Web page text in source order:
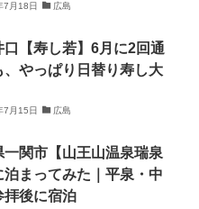
7月18日 広島
口【寿し若】6月に2回通
、やっぱり日替り寿し大
7月15日 広島
一関市【山王山温泉瑞泉
泊まってみた｜平泉・中
拝後に宿泊